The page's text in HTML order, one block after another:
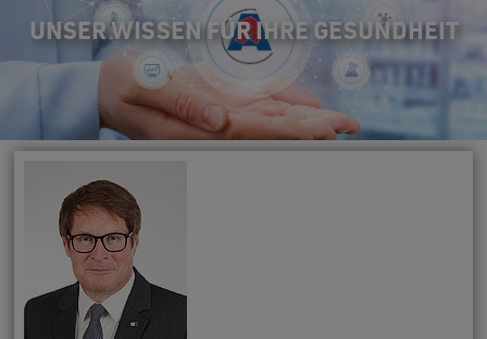
UNSER WISSEN FÜR IHRE GESUNDHEIT